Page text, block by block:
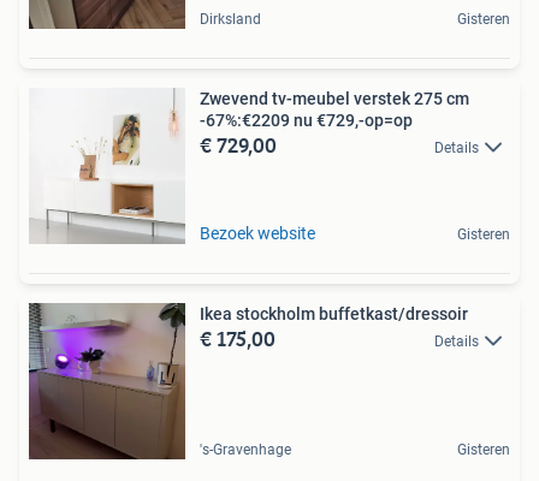
Dirksland Gisteren
Zwevend tv-meubel verstek 275 cm
-67%:€2209 nu €729,-op=op
€ 729,00 Details
Bezoek website Gisteren
Ikea stockholm buffetkast/dressoir
€ 175,00 Details
's-Gravenhage Gisteren